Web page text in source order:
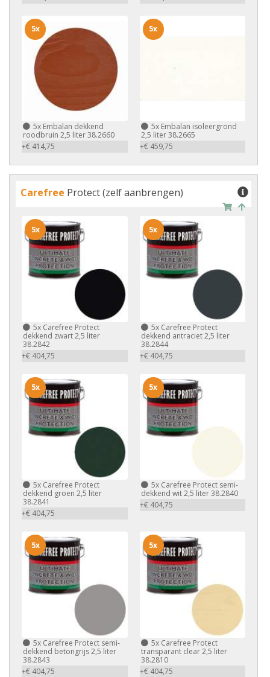
5x Embalan dekkend
roodbruin 2,5 liter 38.2660
+€ 414,75
5x
5xEmbalan isoleergrond
2,5 liter 38.2665
+€ 459,75
5x
Carefree Protect (zelf aanbrengen)
5x Carefree Protect
dekkend zwart 2,5 liter
38.2842
+€ 404,75
5x
5xCarefree Protect
dekkend antraciet 2,5 liter
38.2844
+€ 404,75
5x
5x Carefree Protect
dekkend groen 2,5 liter
38.2841
+€ 404,75
5x
5xCarefree Protect semi-
dekkend wit 2,5 liter 38.2840
+€ 404,75
5x
5x Carefree Protect semi-
dekkend betongrijs 2,5 liter
38.2843
+€ 404,75
5x
5xCarefree Protect
transparant clear 2,5 liter
38.2810
+€ 404,75
5x